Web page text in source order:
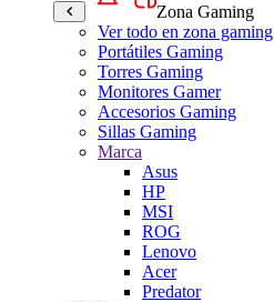
Zona Gaming
Ver todo en zona gaming
Portátiles Gaming
Torres Gaming
Monitores Gamer
Accesorios Gaming
Sillas Gaming
Marca
Asus
HP
MSI
ROG
Lenovo
Acer
Predator